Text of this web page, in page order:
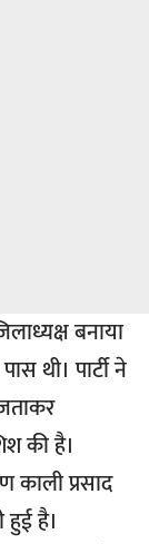
बनाया
थी। पार्टी ने
की है।
प्रसाद
है।